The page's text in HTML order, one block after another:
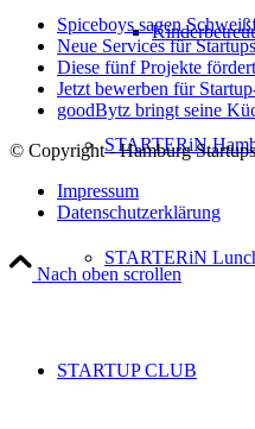
STARTERiN
STARTERiN
STARTUP CLUB
Spiceboys sagen
Neue Services für
Diese fünf Projekte
Jetzt bewerben für
goodBytz bringt seine
© Copyright - Hamburg Startups
Impressum
Datenschutzerklärung
Nach oben scrollen